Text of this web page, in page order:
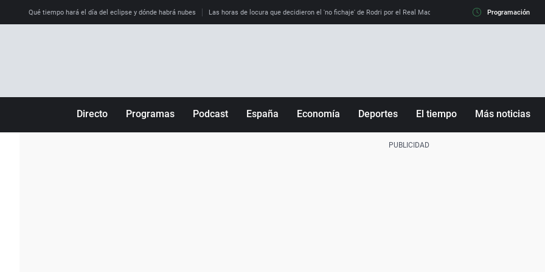
Qué tiempo hará el día del eclipse y dónde habrá nubes Las horas de locura que decidieron el 'no fichaje' de Rodri por el Real Madrid y su 'sí' al Barça La llamada
Programación
Directo Programas Podcast España Economía Deportes El tiempo Más noticias